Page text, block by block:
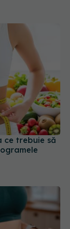
ce trebuie să